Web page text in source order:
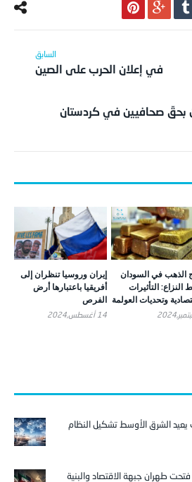
في إعلان الحرب على الصين
بحقّ صحافيين في كردستان
الذهب في السودان
التأثيرات
وتحديات العولمة
إيران وروسيا تنظران إلى
أفريقيا باعتبارها أرض
الفرص
14 أغسطس,2024
يعيد الشرق الأوسط تشكيل النظام
طهران جبهة الاقتصاد والبنية